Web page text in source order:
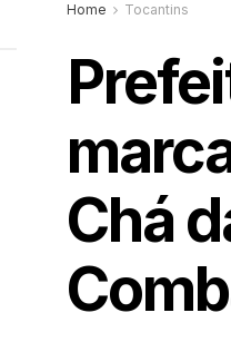
Home Tocantins
Chá